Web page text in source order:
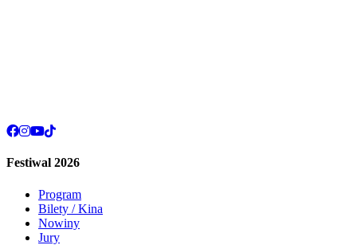
Festiwal 2026
Program
Bilety / Kina
Nowiny
Jury